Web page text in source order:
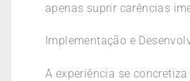
apenas suprir carências
Implementação e
A experiência se